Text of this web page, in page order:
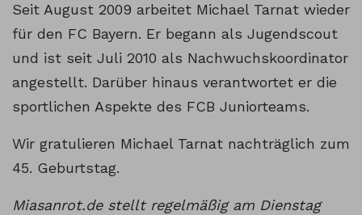
Seit August 2009 arbeitet Michael Tarnat wieder
für den FC Bayern. Er begann als Jugendscout
und ist seit Juli 2010 als Nachwuchskoordinator
angestellt. Darüber hinaus verantwortet er die
sportlichen Aspekte des FCB Juniorteams.
Wir gratulieren Michael Tarnat nachträglich zum
45. Geburtstag.
Miasanrot.de stellt regelmäßig am Dienstag